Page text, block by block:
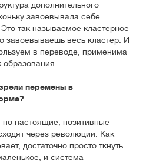
дополнительного
завоевывала себе
так называемое кластерное
завоевываешь весь кластер. И
в переводе, применима
образования.
перемены в
настоящие, позитивные
через революции. Как
достаточно просто ткнуть
и система